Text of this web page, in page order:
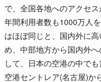
で、全国各地へのアクセス
年間利用者数も1000万人
はほぼ同じと、国内外に
め、中部地方から国内外
して、日本の空港の中で
空港セントレア(名古屋)か